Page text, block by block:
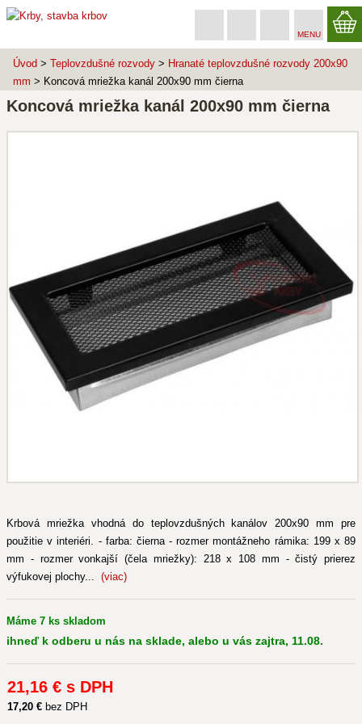
MENU
Úvod > Teplovzdušné rozvody > Hranaté teplovzdušné rozvody 200x90
mm > Koncová mriežka kanál 200x90 mm čierna
Koncová mriežka kanál 200x90 mm čierna
Krbová mriežka vhodná do teplovzdušných kanálov 200x90 mm pre
použitie v interiéri. - farba: čierna - rozmer montážneho rámika: 199 x 89
mm - rozmer vonkajší (čela mriežky): 218 x 108 mm - čistý prierez
výfukovej plochy... (viac)
Máme 7 ks skladom
ihneď k odberu u nás na sklade, alebo u vás zajtra, 11.08.
21,16 € s DPH
17,20 € bez DPH